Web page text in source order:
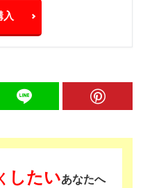
入
したいあなたへ